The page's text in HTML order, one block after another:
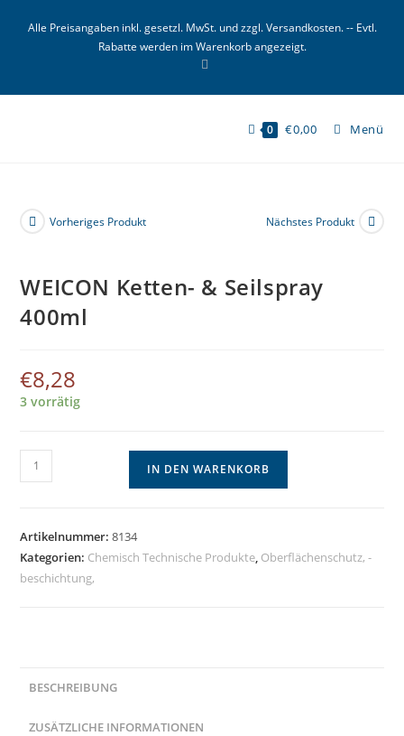
InhaltAlle Preisangaben inkl. gesetzl. MwSt. und zzgl. Versandkosten. -- Evtl.
Rabatte werden im Warenkorb angezeigt.
0 €0,00 Menü
Vorheriges Produkt Nächstes Produkt
WEICON Ketten- & Seilspray
400ml
€8,28
3 vorrätig
WEICON
Ketten-
400ml
Menge
IN DEN WARENKORB
Artikelnummer:8134
Kategorien: Chemisch Technische Produkte, Oberflächenschutz, -
beschichtung,
BESCHREIBUNG
ZUSÄTZLICHE INFORMATIONEN